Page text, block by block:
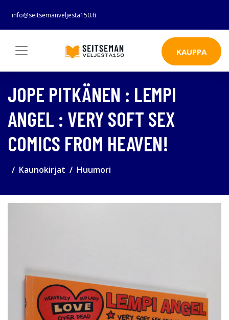
info@seitsemanveljesta150.fi
KAUPPA
JOPE PITKÄNEN : LEMPI
ANGEL : VERY SOFT SEX
COMICS FROM HEAVEN!
Kaunokirjat Huumori